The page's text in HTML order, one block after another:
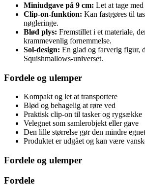
Miniudgave på 9 cm: Let at tage
Clip-on-funktion: Kan fastgøres til
nøgleringe.
Blød plys: Fremstillet i et materiale,
krammevenlig fornemmelse.
Sol-design: En glad og farverig figur,
Squishmallows-universet.
Fordele og ulemper
Kompakt og let at transportere
Blød og behagelig at røre ved
Praktisk clip-on til tasker og rygsække
Velegnet som samlerobjekt eller gave
Den lille størrelse gør den mindre
Produktet er udgået og kan være
Fordele og ulemper
Fordele